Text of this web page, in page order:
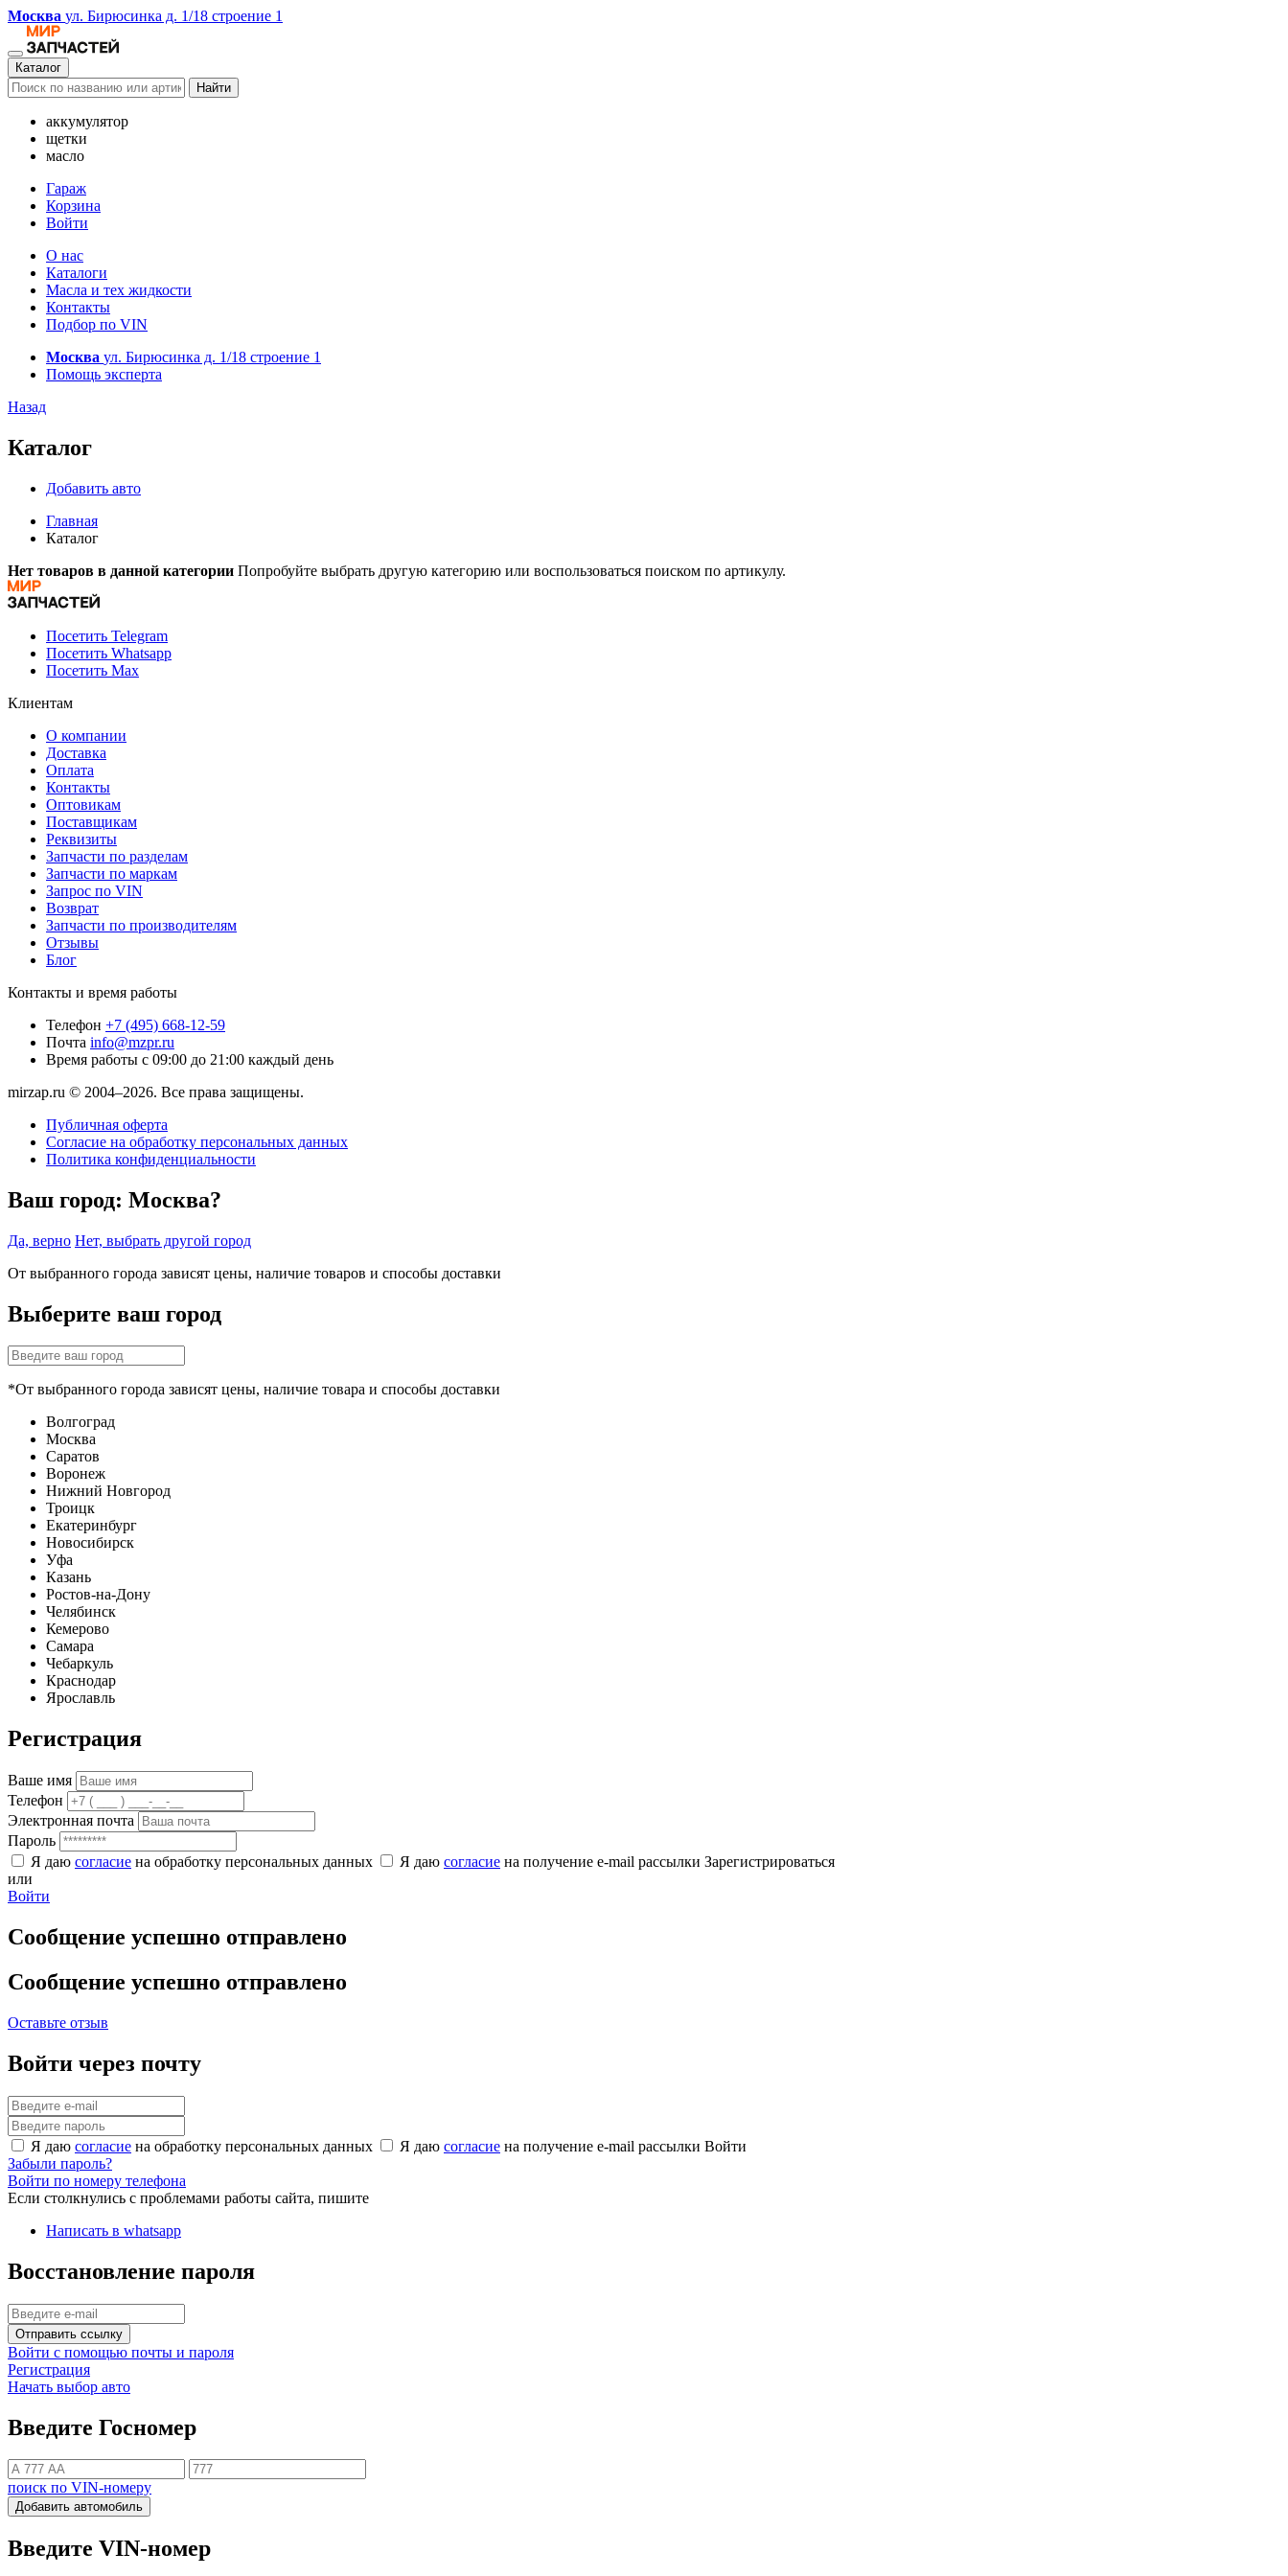
Москва ул. Бирюсинка д. 1/18 строение 1
Каталог
Найти
аккумулятор
щетки
масло
Гараж
Корзина
Войти
О нас
Каталоги
Масла и тех жидкости
Контакты
Подбор по VIN
Москва ул. Бирюсинка д. 1/18 строение 1
Помощь эксперта
Назад
Каталог
Добавить авто
Главная
Каталог
Нет товаров в данной категории Попробуйте выбрать другую категорию или воспользоваться поиском по артикулу.
Посетить Telegram
Посетить Whatsapp
Посетить Max
Клиентам
О компании
Доставка
Оплата
Контакты
Оптовикам
Поставщикам
Реквизиты
Запчасти по разделам
Запчасти по маркам
Запрос по VIN
Возврат
Запчасти по производителям
Отзывы
Блог
Контакты и время работы
Телефон +7 (495) 668-12-59
Почта info@mzpr.ru
Время работы с 09:00 до 21:00 каждый день
mirzap.ru © 2004–2026. Все права защищены.
Публичная оферта
Согласие на обработку персональных данных
Политика конфиденциальности
Ваш город: Москва?
Да, верно Нет, выбрать другой город
От выбранного города зависят цены, наличие товаров и способы доставки
Выберите ваш город
*От выбранного города зависят цены, наличие товара и способы доставки
Волгоград
Москва
Саратов
Воронеж
Нижний Новгород
Троицк
Екатеринбург
Новосибирск
Уфа
Казань
Ростов-на-Дону
Челябинск
Кемерово
Самара
Чебаркуль
Краснодар
Ярославль
Регистрация
Ваше имя
Телефон
Электронная почта
Пароль
Я даю согласие на обработку персональных данных Я даю согласие на получение e-mail рассылки Зарегистрироваться
или
Войти
Сообщение успешно отправлено
Сообщение успешно отправлено
Оставьте отзыв
Войти через почту
Я даю согласие на обработку персональных данных Я даю согласие на получение e-mail рассылки Войти
Забыли пароль?
Войти по номеру телефона
Если столкнулись с проблемами работы сайта, пишите
Написать в whatsapp
Восстановление пароля
Отправить ссылку
Войти с помощью почты и пароля
Регистрация
Начать выбор авто
Введите Госномер
поиск по VIN-номеру
Добавить автомобиль
Введите VIN-номер